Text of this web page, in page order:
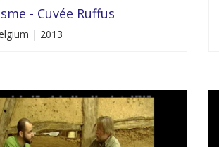
- Cuvée Ruffus
| 2013